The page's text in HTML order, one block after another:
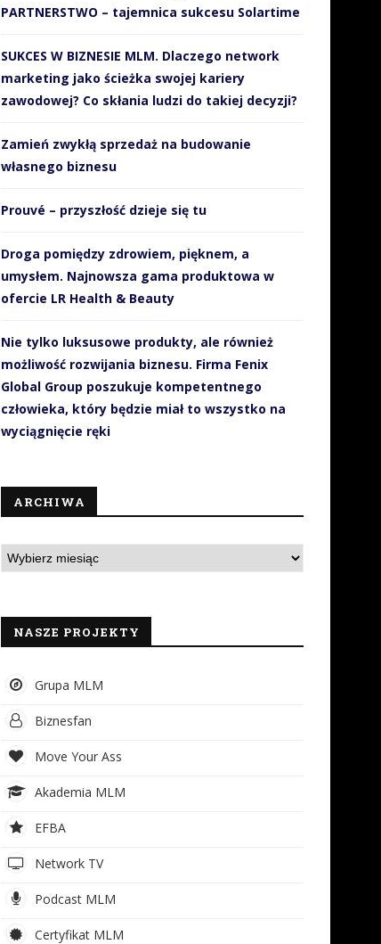
PARTNERSTWO – tajemnica sukcesu Solartime
SUKCES W BIZNESIE MLM. Dlaczego network
marketing jako ścieżka swojej kariery
zawodowej? Co skłania ludzi do takiej decyzji?
Zamień zwykłą sprzedaż na budowanie
własnego biznesu
Prouvé – przyszłość dzieje się tu
Droga pomiędzy zdrowiem, pięknem, a
umysłem. Najnowsza gama produktowa w
ofercie LR Health & Beauty
Nie tylko luksusowe produkty, ale również
możliwość rozwijania biznesu. Firma Fenix
Global Group poszukuje kompetentnego
człowieka, który będzie miał to wszystko na
wyciągnięcie ręki
ARCHIWA
NASZE PROJEKTY
Grupa MLM
Biznesfan
Move Your Ass
Akademia MLM
EFBA
Network TV
Podcast MLM
Certyfikat MLM